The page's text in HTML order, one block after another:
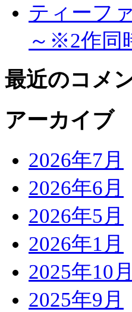
ティーフ
～※2作同
最近のコメ
アーカイブ
2026年7月
2026年6月
2026年5月
2026年1月
2025年10月
2025年9月